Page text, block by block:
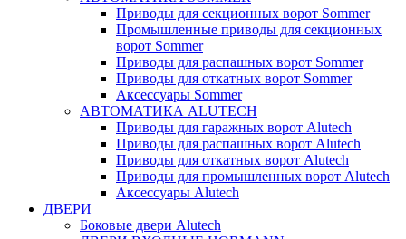
Приводы для секционных ворот Sommer
Промышленные приводы для секционных
ворот Sommer
Приводы для распашных ворот Sommer
Приводы для откатных ворот Sommer
Аксессуары Sommer
АВТОМАТИКА ALUTECH
Приводы для гаражных ворот Alutech
Приводы для распашных ворот Alutech
Приводы для откатных ворот Alutech
Приводы для промышленных ворот Alutech
Аксессуары Alutech
ДВЕРИ
Боковые двери Alutech